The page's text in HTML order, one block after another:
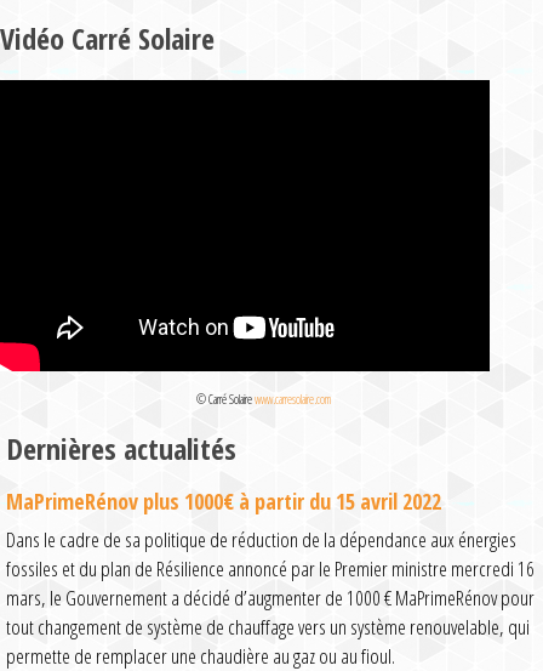
Vidéo Carré Solaire
© Carré Solairewww.carresolaire.com
Dernières actualités
MaPrimeRénov plus 1000€ à partir du 15 avril 2022
Dans le cadre de sa politique de réduction de la dépendance aux énergies
fossiles et du plan de Résilience annoncé par le Premier ministre mercredi 16
mars, le Gouvernement a décidé d’augmenter de 1000 € MaPrimeRénov pour
tout changement de système de chauffage vers un système renouvelable, qui
permette de remplacer une chaudière au gaz ou au fioul.